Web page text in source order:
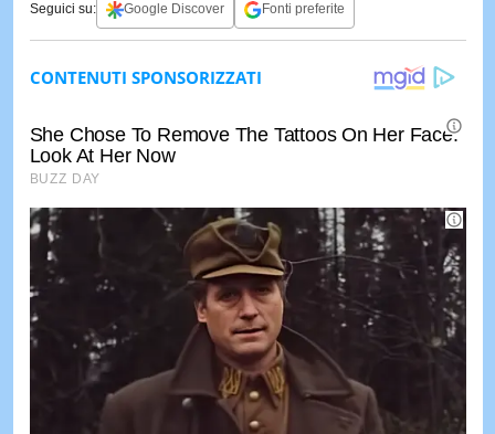
Seguici su: Google Discover Fonti preferite